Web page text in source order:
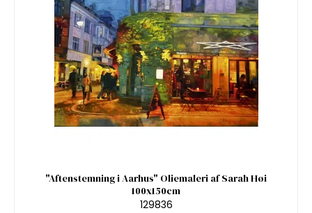
"Aftenstemning i Aarhus" Oliemaleri af Sarah Høi
100x150cm
129836